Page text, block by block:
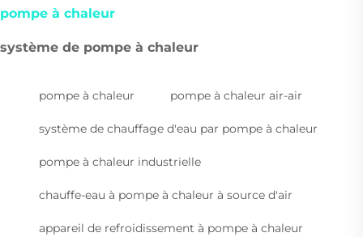
pompe à chaleur
système de pompe à chaleur
pompe à chaleur pompe à chaleur air-air
système de chauffage d'eau par pompe à chaleur
pompe à chaleur industrielle
chauffe-eau à pompe à chaleur à source d'air
appareil de refroidissement à pompe à chaleur